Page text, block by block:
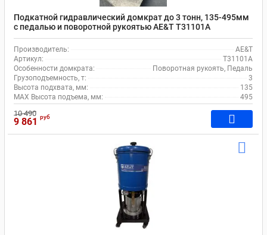
Подкатной гидравлический домкрат до 3 тонн, 135-495мм
с педалью и поворотной рукоятью AE&T T31101A
Производитель:
AE&T
Артикул:
T31101A
Особенности домкрата:
Поворотная рукоять, Педаль
Грузоподъемность, т:
3
Высота подхвата, мм:
135
MAX Высота подъема, мм:
495
10 490
9 861 руб